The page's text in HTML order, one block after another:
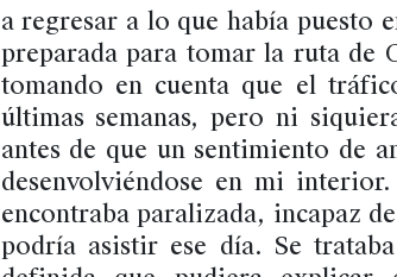
a regresar a lo que había puesto
preparada para tomar la ruta de
tomando en cuenta que el
últimas semanas, pero ni
antes de que un sentimiento de
desenvolviéndose en mi
encontraba paralizada, incapaz
podría asistir ese día. Se